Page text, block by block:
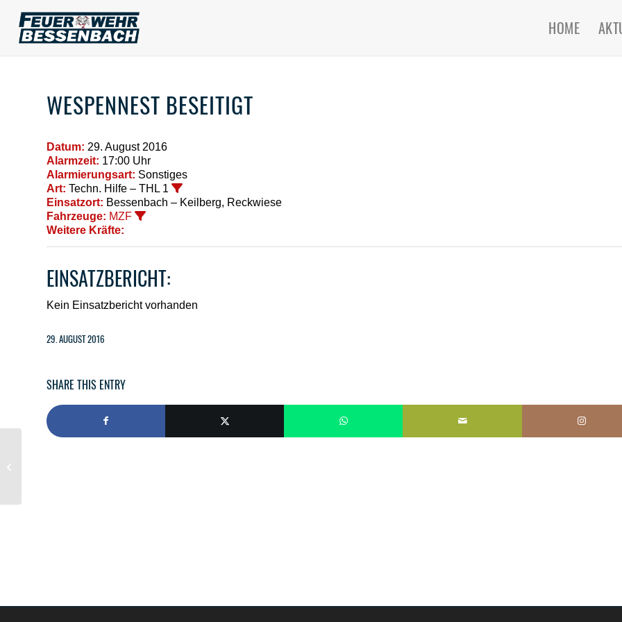
HOME
WESPENNEST BESEITIGT
Datum: 29. August 2016
Alarmzeit: 17:00 Uhr
Alarmierungsart: Sonstiges
Art: Techn. Hilfe – THL 1
Einsatzort: Bessenbach – Keilberg, Reckwiese
Fahrzeuge: MZF
Weitere Kräfte:
EINSATZBERICHT:
Kein Einsatzbericht vorhanden
29. AUGUST 2016
SHARE THIS ENTRY